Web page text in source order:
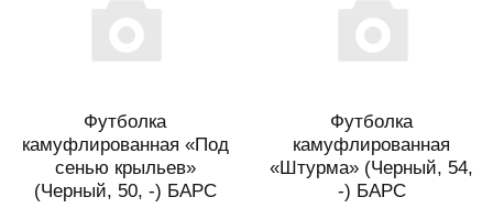
Футболка
камуфлированная «Под
сенью крыльев»
(Черный, 50, -) БАРС
Футболка
камуфлированная
«Штурма» (Черный, 54,
-) БАРС